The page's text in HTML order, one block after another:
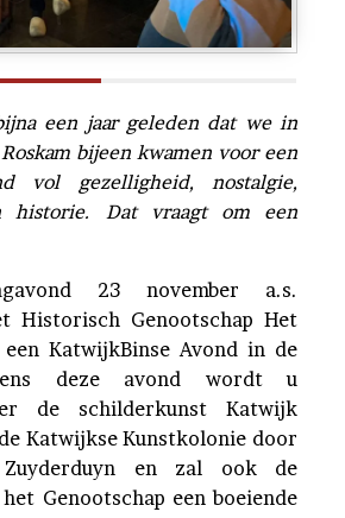
een jaar geleden dat we in
bijeen kwamen voor een
vol gezelligheid, nostalgie,
historie. Dat vraagt om een
23 november a.s.
Historisch Genootschap Het
KatwijkBinse Avond in de
deze avond wordt u
de schilderkunst Katwijk
Katwijkse Kunstkolonie door
en zal ook de
Genootschap een boeiende